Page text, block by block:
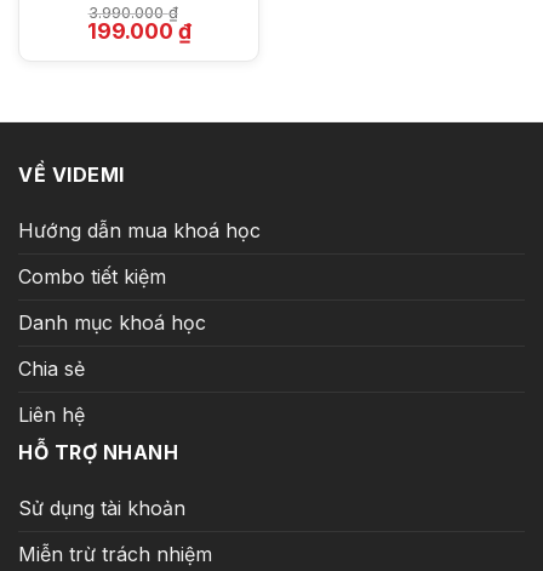
3.990.000₫
Giá
gốc
199.000₫Giá
hiện
VỀ VIDEMI
Hướng dẫn mua khoá học
Combo tiết kiệm
Danh mục khoá học
Chia sẻ
Liên hệ
HỖ TRỢ NHANH
Sử dụng tài khoản
Miễn trừ trách nhiệm